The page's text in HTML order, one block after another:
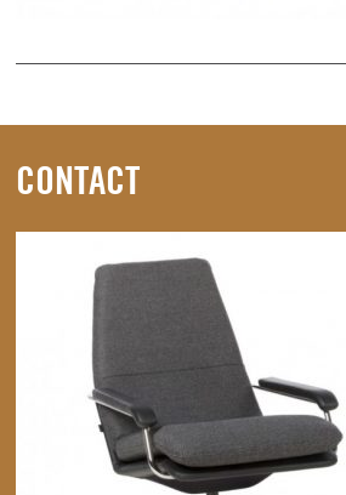
CONTACT